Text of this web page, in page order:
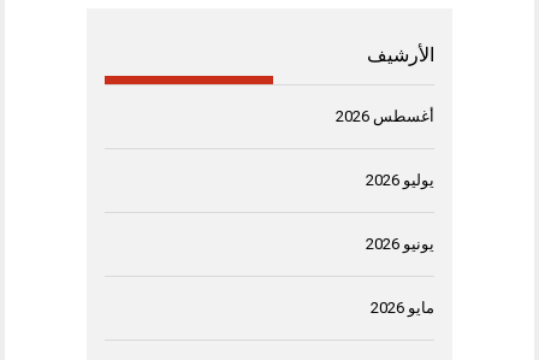
الأرشيف
أغسطس 2026
يوليو 2026
يونيو 2026
مايو 2026